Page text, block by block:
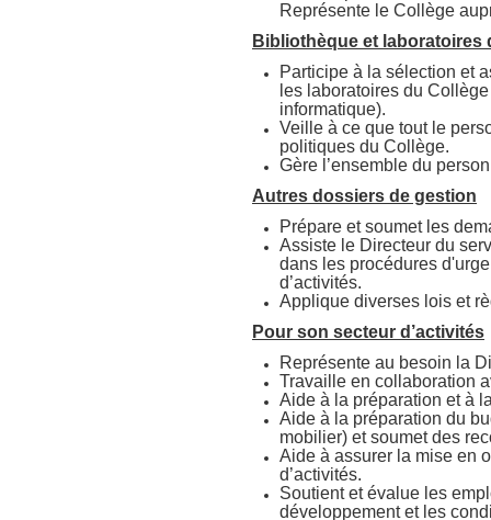
Représente le Collège
Bibliothèque et laboratoires
Participe à la sélection et
les laboratoires du
informatique).
Veille à ce que tout le
politiques du Collège.
Gère l’ensemble du
Autres dossiers de gestion
Prépare et soumet les
Assiste le Directeur du
dans les procédures
d’activités.
Applique diverses lois et
Pour son secteur d’activités
Représente au besoin la
Travaille en collaboration
Aide à la préparation et à
Aide à la préparation du
mobilier) et soumet des
Aide à assurer la mise en
d’activités.
Soutient et évalue les
développement et les